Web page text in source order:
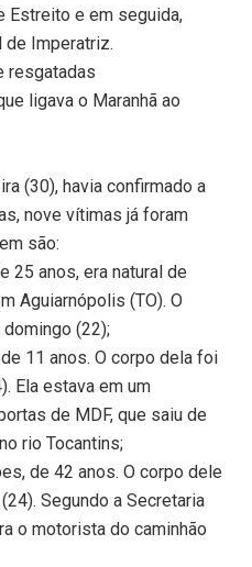
Estreito e em seguida,
de Imperatriz.
resgatadas
ligava o Maranhã ao
(30), havia confirmado a
nove vítimas já foram
são:
25 anos, era natural de
Aguiarnópolis (TO). O
(22);
11 anos. O corpo dela foi
Ela estava em um
de MDF, que saiu de
rio Tocantins;
de 42 anos. O corpo dele
Segundo a Secretaria
o motorista do caminhão